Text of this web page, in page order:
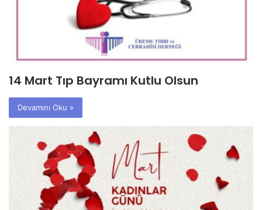
14 Mart Tıp Bayramı Kutlu Olsun
Devamını Oku »